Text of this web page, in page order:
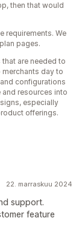
then that would
requirements. We
pages.
are needed to
day to
configurations
resources into
especially
offerings.
22. marraskuu 2024
support.
feature